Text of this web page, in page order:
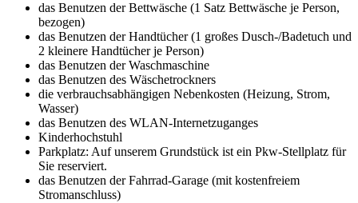
das Benutzen der Bettwäsche (1 Satz Bettwäsche je Person,
bezogen)
das Benutzen der Handtücher (1 großes Dusch-/Badetuch und
2 kleinere Handtücher je Person)
das Benutzen der Waschmaschine
das Benutzen des Wäschetrockners
die verbrauchsabhängigen Nebenkosten (Heizung, Strom,
Wasser)
das Benutzen des WLAN-Internetzuganges
Kinderhochstuhl
Parkplatz: Auf unserem Grundstück ist ein Pkw-Stellplatz für
Sie reserviert.
das Benutzen der Fahrrad-Garage (mit kostenfreiem
Stromanschluss)